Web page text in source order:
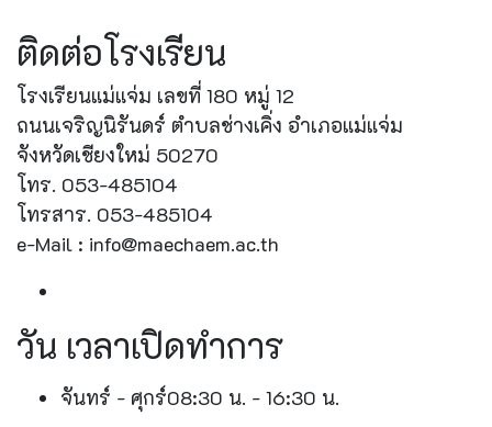
ติดต่อโรงเรียน
โรงเรียนแม่แจ่ม เลขที่ 180 หมู่ 12
ถนนเจริญนิรันดร์ ตำบลช่างเคิ่ง อำเภอแม่แจ่ม
จังหวัดเชียงใหม่ 50270
โทร. 053-485104
โทรสาร. 053-485104
e-Mail : info@maechaem.ac.th
วัน เวลาเปิดทำการ
จันทร์ - ศุกร์08:30 น. - 16:30 น.